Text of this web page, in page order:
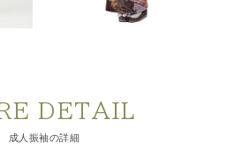
DETAIL
成人振袖の詳細